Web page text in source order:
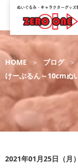
HOME ブログ
けーぶるん～10cmぬ
2021年01月25日（月）